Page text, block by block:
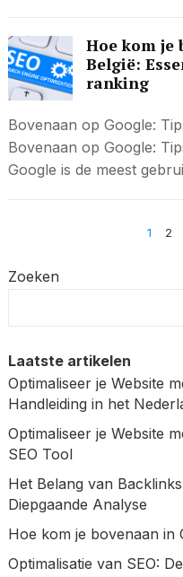
Hoe kom je
België:
ranking
Bovenaan op Google:
Bovenaan op Google:
Google is de meest
1 2
Zoeken
Laatste artikelen
Optimaliseer je Website
Handleiding in het
Optimaliseer je Website
SEO Tool
Het Belang van
Diepgaande Analyse
Hoe kom je bovenaan in
Optimalisatie van SEO: